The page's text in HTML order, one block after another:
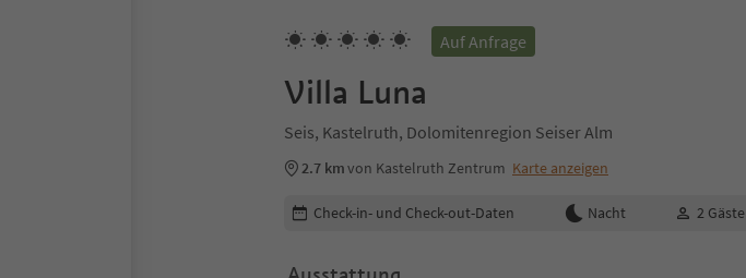
Auf Anfrage
Villa Luna
Seis, Kastelruth, Dolomitenregion Seiser Alm
2.7 kmvon Kastelruth Zentrum Karte anzeigen
Buchungsdetails bearbeiten
Check-in- und Check-out-Daten Nacht 2 Gäste